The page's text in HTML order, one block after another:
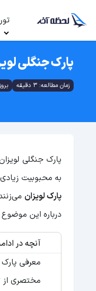
تور
پارک جنگلی
زمان مطالعه: 3 دقیقه
پارک جنگلی
به محبوبیت
پارک لویزان
درباره این
آنچه در
معرفی
مختصری از